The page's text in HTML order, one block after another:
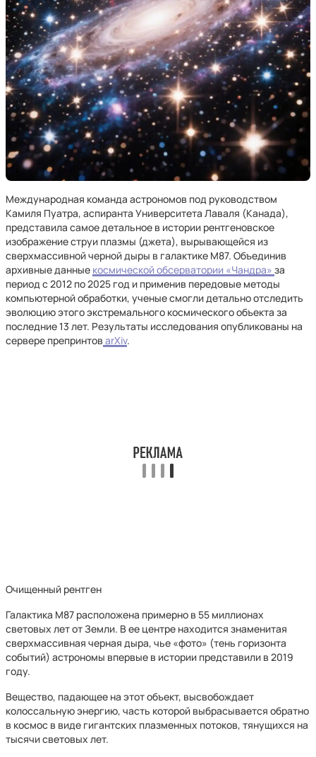
Международная команда астрономов под руководством
Камиля Пуатра, аспиранта Университета Лаваля (Канада),
представила самое детальное в истории рентгеновское
изображение струи плазмы (джета), вырывающейся из
сверхмассивной черной дыры в галактике М87. Объединив
архивные данные космической обсерватории «Чандра» за
период с 2012 по 2025 год и применив передовые методы
компьютерной обработки, ученые смогли детально отследить
эволюцию этого экстремального космического объекта за
последние 13 лет. Результаты исследования опубликованы на
сервере препринтов arXiv.
Очищенный рентген
Галактика М87 расположена примерно в 55 миллионах
световых лет от Земли. В ее центре находится знаменитая
сверхмассивная черная дыра, чье «фото» (тень горизонта
событий) астрономы впервые в истории представили в 2019
году.
Вещество, падающее на этот объект, высвобождает
колоссальную энергию, часть которой выбрасывается обратно
в космос в виде гигантских плазменных потоков, тянущихся на
тысячи световых лет.